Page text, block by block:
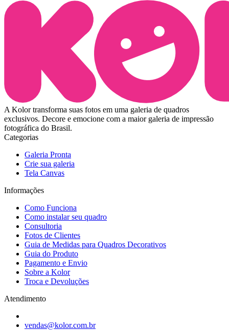
A Kolor transforma suas fotos em uma galeria de quadros
exclusivos. Decore e emocione com a maior galeria de impressão
fotográfica do Brasil.
Categorias
Galeria Pronta
Crie sua galeria
Tela Canvas
Informações
Como Funciona
Como instalar seu quadro
Consultoria
Fotos de Clientes
Guia de Medidas para Quadros Decorativos
Guia do Produto
Pagamento e Envio
Sobre a Kolor
Troca e Devoluções
Atendimento
vendas@kolor.com.br